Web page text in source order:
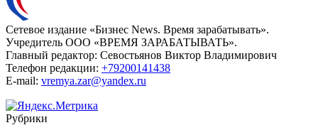
Сетевое издание «Бизнес News. Время зарабатывать».
Учредитель ООО «ВРЕМЯ ЗАРАБАТЫВАТЬ».
Главный редактор: Севостьянов Виктор Владимирович
Телефон редакции: +79200141438
E-mail: vremya.zar@yandex.ru
Рубрики